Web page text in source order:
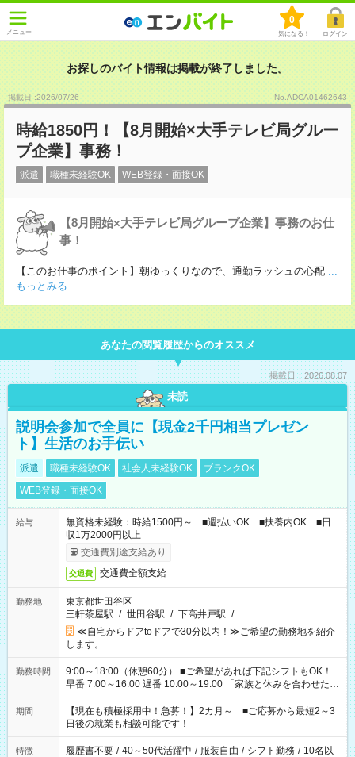
メニュー
0
気になる！ ログイン
お探しのバイト情報は掲載が終了しました。
掲載日 :2026/07/26 No.ADCA01462643
時給1850円！【8月開始×大手テレビ局グルー
プ企業】事務！
派遣 職種未経験OK WEB登録・面接OK
【8月開始×大手テレビ局グループ企業】事務のお仕
事！
【このお仕事のポイント】朝ゆっくりなので、通勤ラッシュの心配 ...
もっとみる
あなたの閲覧履歴からのオススメ
掲載日：2026.08.07
未読
説明会参加で全員に【現金2千円相当プレゼン
ト】生活のお手伝い
派遣 職種未経験OK 社会人未経験OK
ブランクOK
WEB登録・面接OK
給与
無資格未経験：時給1500円～ ■週払いOK ■扶養内OK ■日
収1万2000円以上
交通費別途支給あり
交通費 交通費全額支給
勤務地
東京都世田谷区
三軒茶屋駅 / 世田谷駅 / 下高井戸駅 / …
≪自宅からドアtoドアで30分以内！≫ご希望の勤務地を紹介
します。
勤務時間
9:00～18:00（休憩60分） ■ご希望があれば下記シフトもOK！
早番 7:00～16:00 遅番 10:00～19:00 「家族と休みを合わせた
い」 「余裕を持って夕飯の準備がしたい」 「できれば残業はし
たくない」 など、ご希望を教えてくださいね。 ※Wワーク希望
の方へ 今ご覧のお仕事で希望する勤務時間と、もう1つのお仕事
の勤務時間。 合計で週40時間を超える場合は応募できません。
期間
【現在も積極採用中！急募！】2カ月～ ■ご応募から最短2～3
日後の就業も相談可能です！
特徴 履歴書不要 / 40～50代活躍中 / 服装自由 / シフト勤務 / 10名以